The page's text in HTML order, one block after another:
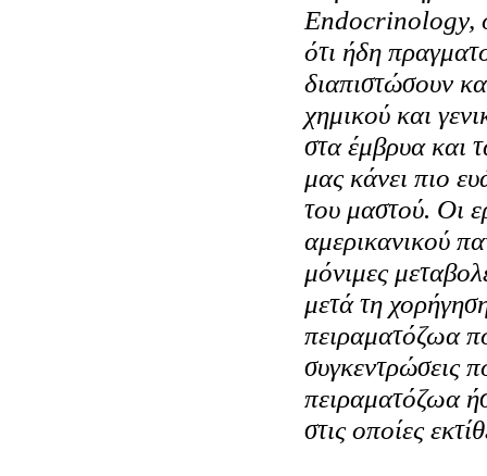
Endocrinology,
ότι ήδη
διαπιστώσουν
χημικού και
στα έμβρυα και
μας κάνει πιο
του μαστού. Oι
αμερικανικού
μόνιμες
μετά τη
πειραματόζωα
συγκεντρώσεις
πειραματόζωα
στις οποίες